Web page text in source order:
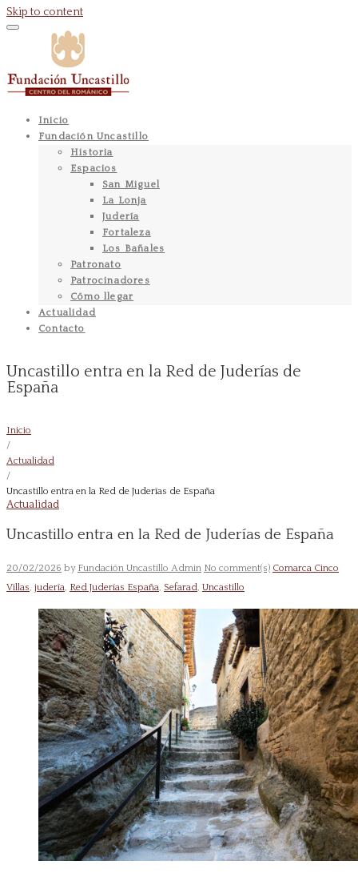
Skip to content
Inicio
Fundación Uncastillo
Historia
Espacios
San Miguel
La Lonja
Judería
Fortaleza
Los Bañales
Patronato
Patrocinadores
Cómo llegar
Actualidad
Contacto
Uncastillo entra en la Red de Juderías de
España
Inicio
/
Actualidad
/
Uncastillo entra en la Red de Juderías de España
Actualidad
Uncastillo entra en la Red de Juderías de España
20/02/2026 by Fundación Uncastillo Admin No comment(s) Comarca Cinco
Villas, judería, Red Juderías España, Sefarad, Uncastillo